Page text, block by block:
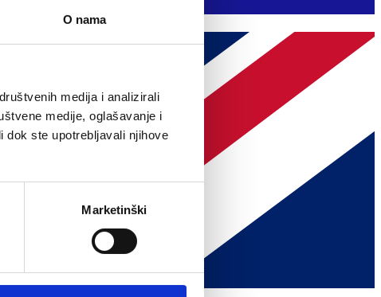
O nama
medija i analizirali
medije, oglašavanje i
dok ste upotrebljavali njihove
Marketinški